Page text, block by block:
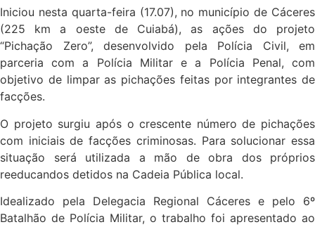
Iniciou nesta quarta-feira (17.07), no município de Cáceres
(225 km a oeste de Cuiabá), as ações do projeto
“Pichação Zero”, desenvolvido pela Polícia Civil, em
parceria com a Polícia Militar e a Polícia Penal, com
objetivo de limpar as pichações feitas por integrantes de
facções.
O projeto surgiu após o crescente número de pichações
com iniciais de facções criminosas. Para solucionar essa
situação será utilizada a mão de obra dos próprios
reeducandos detidos na Cadeia Pública local.
Idealizado pela Delegacia Regional Cáceres e pelo 6º
Batalhão de Polícia Militar, o trabalho foi apresentado ao